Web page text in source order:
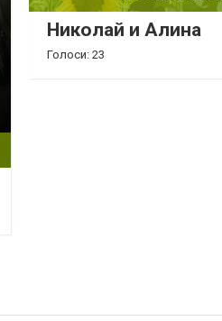
Николай и Алина
Голоси: 23